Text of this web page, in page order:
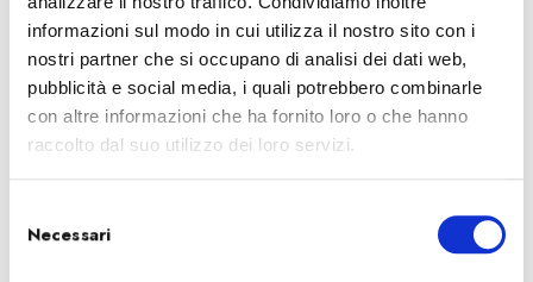
informazioni sul modo in cui utilizza il nostro sito con i
nostri partner che si occupano di analisi dei dati web,
pubblicità e social media, i quali potrebbero combinarle
con altre informazioni che ha fornito loro o che hanno
raccolto dal suo utilizzo dei loro servizi.
Necessari
I dati relativi alle comunicazioni di posta elettronica saranno trattati
in forza del consenso espresso dagli utenti contestualmente alla
compilazione del modulo di richiesta online.
4.Modalità del trattamento e periodo di
Il trattamento dei dati sarà effettuato sia manualmente che con
l’ausilio di mezzi informatici e telematici. I dati saranno conservati